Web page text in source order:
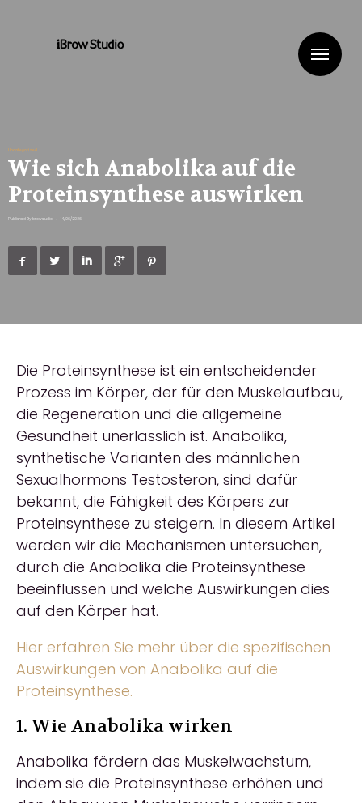
Uncategorized
Wie sich Anabolika auf die
Proteinsynthese auswirken
Published By ibrowstudio • 14/06/2026
    
Die Proteinsynthese ist ein entscheidender
Prozess im Körper, der für den Muskelaufbau,
die Regeneration und die allgemeine
Gesundheit unerlässlich ist. Anabolika,
synthetische Varianten des männlichen
Sexualhormons Testosteron, sind dafür
bekannt, die Fähigkeit des Körpers zur
Proteinsynthese zu steigern. In diesem Artikel
werden wir die Mechanismen untersuchen,
durch die Anabolika die Proteinsynthese
beeinflussen und welche Auswirkungen dies
auf den Körper hat.
Hier erfahren Sie mehr über die spezifischen
Auswirkungen von Anabolika auf die
Proteinsynthese.
1. Wie Anabolika wirken
Anabolika fördern das Muskelwachstum,
indem sie die Proteinsynthese erhöhen und